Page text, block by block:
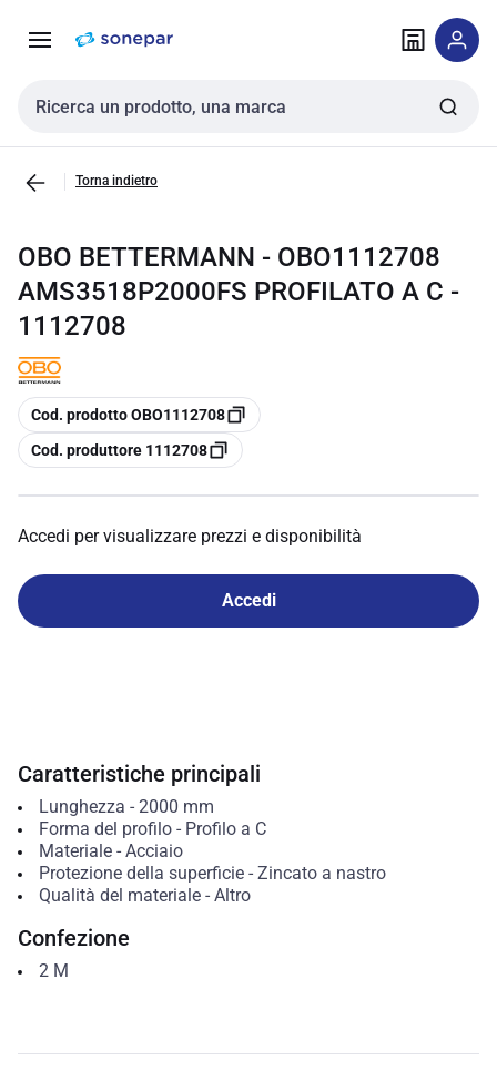
navigazione alla
Cerca input
Torna indietro
OBO BETTERMANN - OBO1112708
AMS3518P2000FS PROFILATO A C -
1112708
copia
Cod. prodotto OBO1112708
copia
Cod. produttore 1112708
Accedi per visualizzare prezzi e disponibilità
Accedi
Caratteristiche principali
Lunghezza - 2000 mm
Forma del profilo- Profilo a C
Materiale- Acciaio
Protezione della superficie- Zincato a nastro
Qualità del materiale- Altro
Confezione
2 M